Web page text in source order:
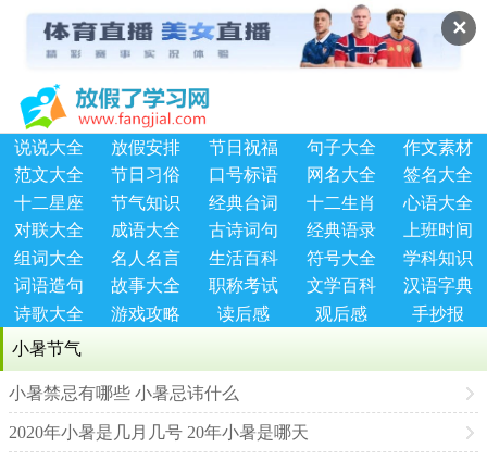
✕
说说大全 放假安排 节日祝福 句子大全
作文素材
范文大全
节日习俗 口号标语 网名大全
签名大全
十二星座
节气知识 经典台词 十二生肖
心语大全
对联大全
成语大全 古诗词句 经典语录
上班时间
组词大全
名人名言 生活百科 符号大全
学科知识
词语造句
故事大全 职称考试 文学百科
汉语字典
诗歌大全
游戏攻略 读后感 观后感
手抄报
小暑节气
小暑禁忌有哪些 小暑忌讳什么
2020年小暑是几月几号 20年小暑是哪天